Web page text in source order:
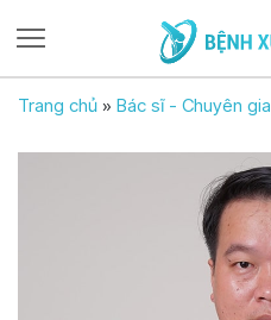
Trang chủ » Bác sĩ - Chuyên gia